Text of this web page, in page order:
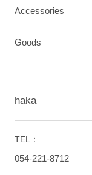
Accessories
Goods
haka
TEL：
054-221-8712